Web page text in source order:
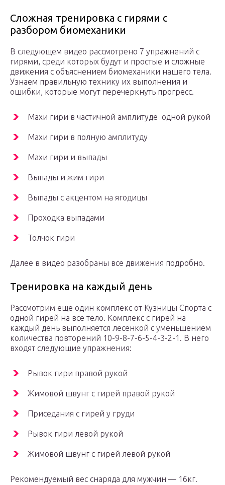
Сложная тренировка с гирями с
разбором биомеханики
В следующем видео рассмотрено 7 упражнений с
гирями, среди которых будут и простые и сложные
движения с объяснением биомеханики нашего тела.
Узнаем правильную технику их выполнения и
ошибки, которые могут перечеркнуть прогресс.
Махи гири в частичной амплитуде одной рукой
Махи гири в полную амплитуду
Махи гири и выпады
Выпады и жим гири
Выпады с акцентом на ягодицы
Проходка выпадами
Толчок гири
Далее в видео разобраны все движения подробно.
Тренировка на каждый день
Рассмотрим еще один комплекс от Кузницы Спорта с
одной гирей на все тело. Комплекс с гирей на
каждый день выполняется лесенкой с уменьшением
количества повторений 10-9-8-7-6-5-4-3-2-1. В него
входят следующие упражнения:
Рывок гири правой рукой
Жимовой швунг с гирей правой рукой
Приседания с гирей у груди
Рывок гири левой рукой
Жимовой швунг с гирей левой рукой
Рекомендуемый вес снаряда для мужчин — 16кг.